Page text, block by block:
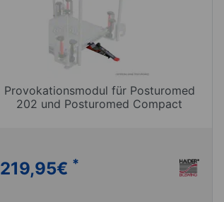
Provokationsmodul für Posturomed
202 und Posturomed Compact
219,95€ *